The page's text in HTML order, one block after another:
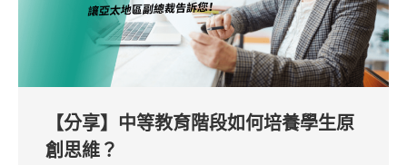
【分享】中等教育階段如何培養學生原
創思維？